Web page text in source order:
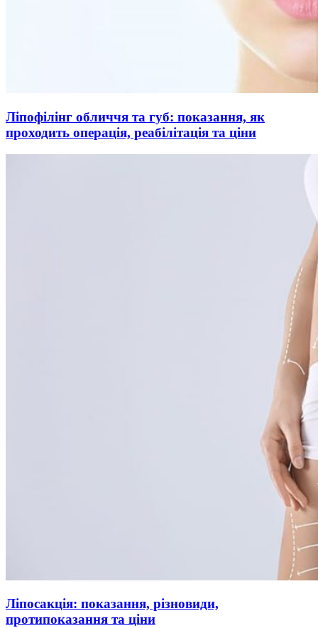
Ліпофілінг обличчя та губ: показання, як
проходить операція, реабілітація та ціни
Ліпосакція: показання, різновиди,
протипоказання та ціни